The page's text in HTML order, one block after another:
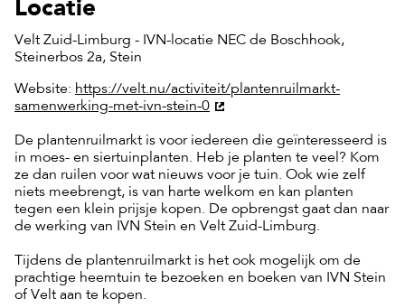
Locatie
Velt Zuid-Limburg - IVN-locatie NEC de Boschhook,
Steinerbos 2a, Stein
Website: https://velt.nu/activiteit/plantenruilmarkt-
samenwerking-met-ivn-stein-0
De plantenruilmarkt is voor iedereen die geïnteresseerd is
in moes- en siertuinplanten. Heb je planten te veel? Kom
ze dan ruilen voor wat nieuws voor je tuin. Ook wie zelf
niets meebrengt, is van harte welkom en kan planten
tegen een klein prijsje kopen. De opbrengst gaat dan naar
de werking van IVN Stein en Velt Zuid-Limburg.
Tijdens de plantenruilmarkt is het ook mogelijk om de
prachtige heemtuin te bezoeken en boeken van IVN Stein
of Velt aan te kopen.